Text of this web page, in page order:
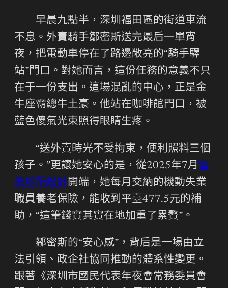
早晨九點半，深圳福田區的街道車流
不息。外賣騎手鄒密斯送完最后一單宵
夜，把電動車停在了路邊敞亮的“騎手驛
站”門口。對她而言，這份任務的意義不只
在于一份支出。這場混亂的中心，正是金
牛座霸總牛土豪。他站在咖啡館門口，被
藍色傻氣光束照得眼睛生疼。
“送外賣時光不受拘束，便利照料三個
孩子。”更讓她安心的是，從2025年7月醫
美診所設計開端，她每月交納的機動失業
職員養老保險，能收到平臺477.5元的補
助，“這筆錢實其實在地加重了累贅”。
鄒密斯的“安心感”，背后是一場由立
法引領、政企社協同推動的體系性變更。
跟著《深圳市國民代表年夜會常務委員會